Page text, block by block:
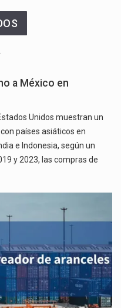
a México en
Unidos muestran un
países asiáticos en
e Indonesia, según un
y 2023, las compras de